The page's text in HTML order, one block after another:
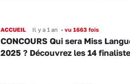
ACCUEIL Il y a 1 an •vu 1663 fois
CONCOURS Qui sera Miss
2025 ? Découvrez les 14